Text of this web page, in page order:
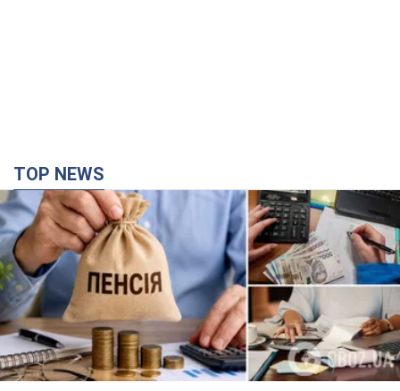
Украинцы "хакнули" Пенсионный фонд:
выплаты массово увеличивают из-за исков, но
денег не хватает
Как пересчитывают пенсии
4 години тому 90,9 т.
ВАКС избрал меру пресечения экс-послу